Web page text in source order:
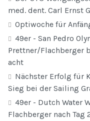
med. dent. Carl Ernst
Optiwoche für
49er - San Pedro
Prettner/Flachberger
acht
Nächster Erfolg für
Sieg bei der Sailing
49er - Dutch Water
Flachberger nach Tag